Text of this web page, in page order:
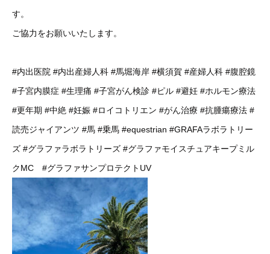
す。
ご協力をお願いいたします。
#内出医院 #内出産婦人科 #馬堀海岸 #横須賀 #産婦人科 #腹腔鏡
#子宮内膜症 #生理痛 #子宮がん検診 #ピル #避妊 #ホルモン療法
#更年期 #中絶 #妊娠 #ロイコトリエン #がん治療 #抗腫瘍療法 #
読売ジャイアンツ #馬 #乗馬 #equestrian #GRAFAラボラトリー
ズ #グラファラボラトリーズ #グラファモイスチュアキープミル
クMC
#グラファサンプロテクトUV